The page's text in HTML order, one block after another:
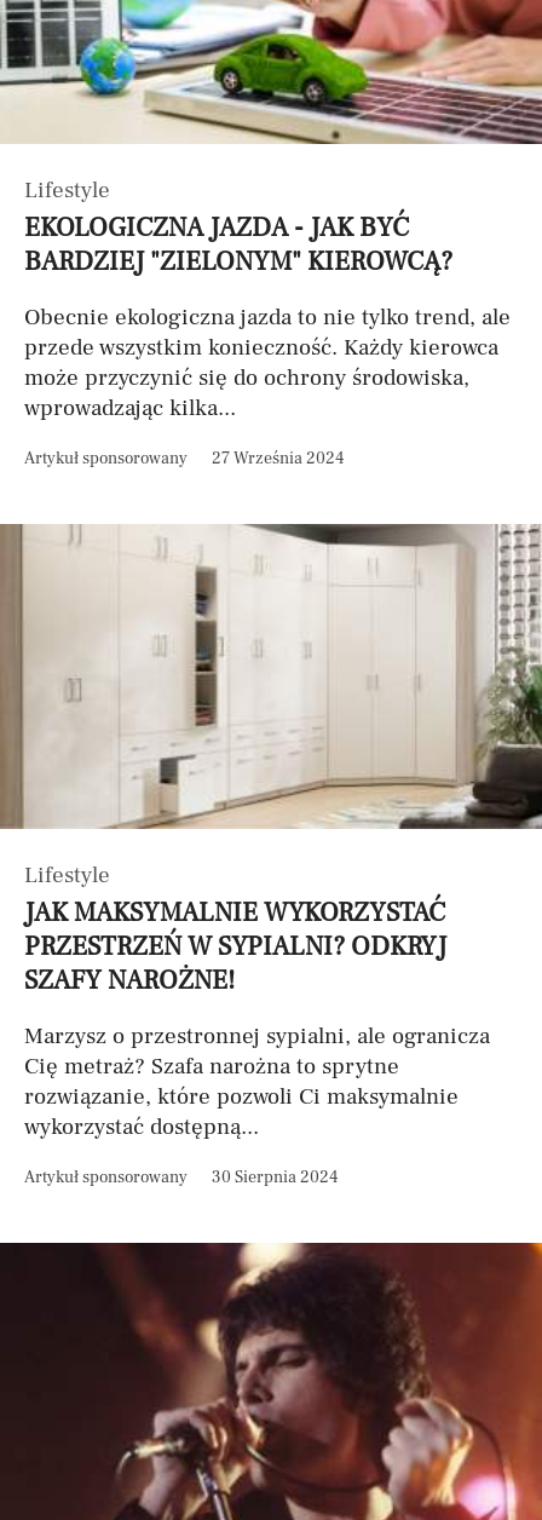
Lifestyle
EKOLOGICZNA JAZDA - JAK BYĆ
BARDZIEJ "ZIELONYM" KIEROWCĄ?
Obecnie ekologiczna jazda to nie tylko trend, ale
przede wszystkim konieczność. Każdy kierowca
może przyczynić się do ochrony środowiska,
wprowadzając kilka...
Artykuł sponsorowany 27 Września 2024
Lifestyle
JAK MAKSYMALNIE WYKORZYSTAĆ
PRZESTRZEŃ W SYPIALNI? ODKRYJ
SZAFY NAROŻNE!
Marzysz o przestronnej sypialni, ale ogranicza
Cię metraż? Szafa narożna to sprytne
rozwiązanie, które pozwoli Ci maksymalnie
wykorzystać dostępną...
Artykuł sponsorowany 30 Sierpnia 2024